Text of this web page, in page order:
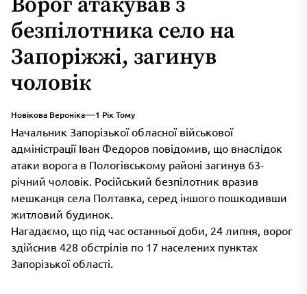
Ворог атакував з
безпілотника село на
Запоріжжі, загинув
чоловік
Новікова Вероніка 1 Рік Тому
Начальник Запорізької обласної військової
адміністрації Іван Федоров повідомив, що внаслідок
атаки ворога в Пологівському районі загинув 63-
річний чоловік. Російський безпілотник вразив
мешканця села Полтавка, серед іншого пошкодивши
житловий будинок.
Нагадаємо, що під час останньої доби, 24 липня, ворог
здійснив 428 обстрілів по 17 населених пунктах
Запорізької області.